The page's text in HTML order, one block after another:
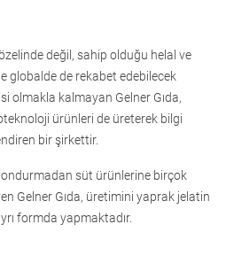
değil, sahip olduğu helal ve
globalde de rekabet edebilecek
olmakla kalmayan Gelner Gıda,
ürünleri de üreterek bilgi
bir şirkettir.
süt ürünlerine birçok
Gelner Gıda, üretimini yaprak jelatin
formda yapmaktadır.